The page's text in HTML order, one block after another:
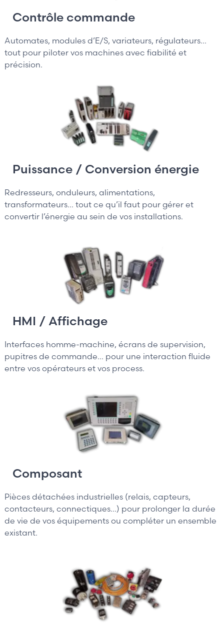
Contrôle commande
Automates, modules d’E/S, variateurs, régulateurs...
tout pour piloter vos machines avec fiabilité et
précision.
Puissance / Conversion énergie
Redresseurs, onduleurs, alimentations,
transformateurs... tout ce qu’il faut pour gérer et
convertir l’énergie au sein de vos installations.
HMI / Affichage
Interfaces homme-machine, écrans de supervision,
pupitres de commande... pour une interaction fluide
entre vos opérateurs et vos process.
Composant
Pièces détachées industrielles (relais, capteurs,
contacteurs, connectiques…) pour prolonger la durée
de vie de vos équipements ou compléter un ensemble
existant.